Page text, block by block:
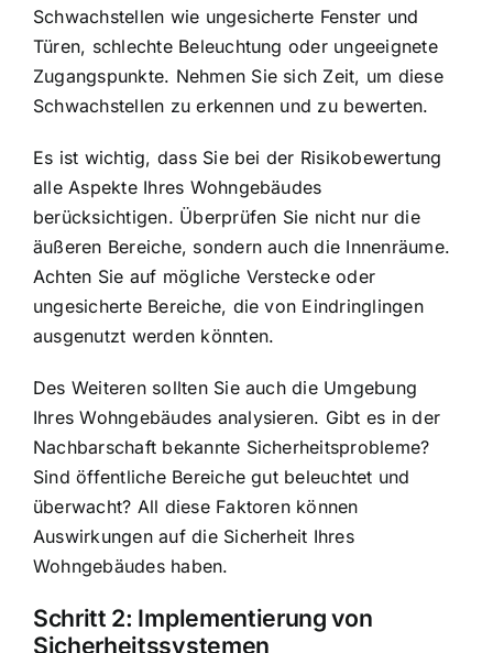
Schwachstellen wie ungesicherte Fenster und
Türen, schlechte Beleuchtung oder ungeeignete
Zugangspunkte. Nehmen Sie sich Zeit, um diese
Schwachstellen zu erkennen und zu bewerten.
Es ist wichtig, dass Sie bei der Risikobewertung
alle Aspekte Ihres Wohngebäudes
berücksichtigen. Überprüfen Sie nicht nur die
äußeren Bereiche, sondern auch die Innenräume.
Achten Sie auf mögliche Verstecke oder
ungesicherte Bereiche, die von Eindringlingen
ausgenutzt werden könnten.
Des Weiteren sollten Sie auch die Umgebung
Ihres Wohngebäudes analysieren. Gibt es in der
Nachbarschaft bekannte Sicherheitsprobleme?
Sind öffentliche Bereiche gut beleuchtet und
überwacht? All diese Faktoren können
Auswirkungen auf die Sicherheit Ihres
Wohngebäudes haben.
Schritt 2: Implementierung von
Sicherheitssystemen